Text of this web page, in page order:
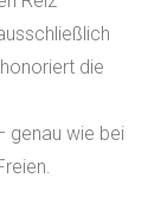
die
genau wie bei